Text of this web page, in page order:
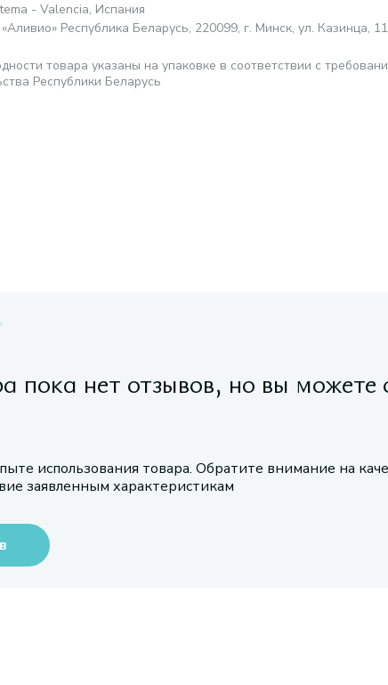
- Valencia, Испания
Республика Беларусь, 220099, г. Минск, ул. Казинца,
товара указаны на упаковке в соответствии с
Республики Беларусь
пока нет отзывов, но вы можете
использования товара. Обратите внимание на
заявленным характеристикам